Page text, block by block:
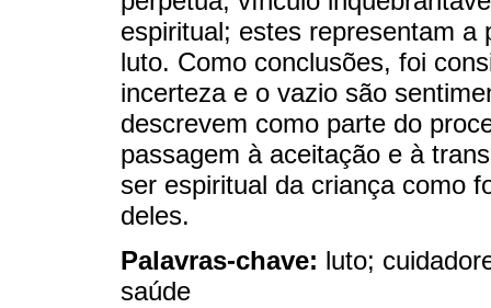
espiritual; estes representam a
luto. Como conclusões, foi
incerteza e o vazio são
descrevem como parte do
passagem à aceitação e à
ser espiritual da criança como
deles.
Palavras-chave: luto;
saúde